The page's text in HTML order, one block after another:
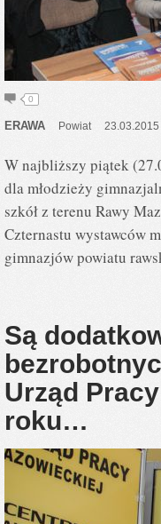
0
ERAWA Powiat 23.03.2015
W najbliższy piątek
dla młodzieży
szkół z terenu Rawy
Czternastu wystawców
gimnazjów powiatu
Są
Urząd
roku…